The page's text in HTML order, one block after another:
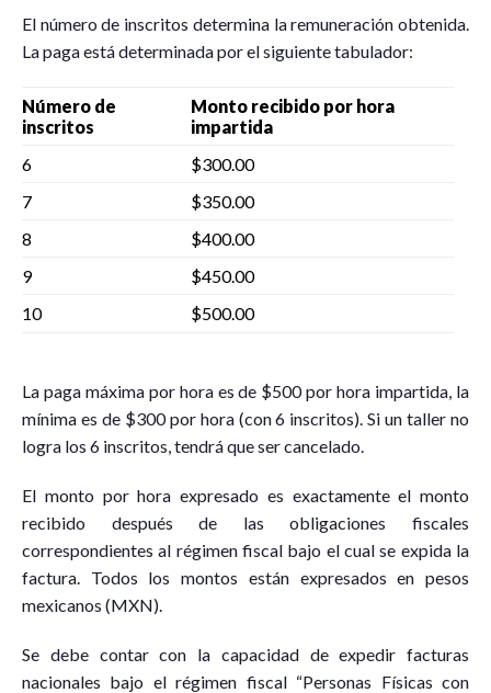
El número de inscritos determina la remuneración obtenida.
La paga está determinada por el siguiente tabulador:
Número de
inscritos
Monto recibido por hora
impartida
6
$300.00
7
$350.00
8
$400.00
9
$450.00
10
$500.00
La paga máxima por hora es de $500 por hora impartida, la
mínima es de $300 por hora (con 6 inscritos). Si un taller no
logra los 6 inscritos, tendrá que ser cancelado.
El monto por hora expresado es exactamente el monto
recibido después de las obligaciones fiscales
correspondientes al régimen fiscal bajo el cual se expida la
factura. Todos los montos están expresados en pesos
mexicanos (MXN).
Se debe contar con la capacidad de expedir facturas
nacionales bajo el régimen fiscal “Personas Físicas con